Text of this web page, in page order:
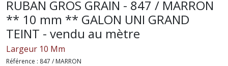
RUBAN GROS GRAIN - 847 / MARRON
** 10 mm ** GALON UNI GRAND
TEINT - vendu au mètre
Largeur 10 Mm
Référence : 847 / MARRON